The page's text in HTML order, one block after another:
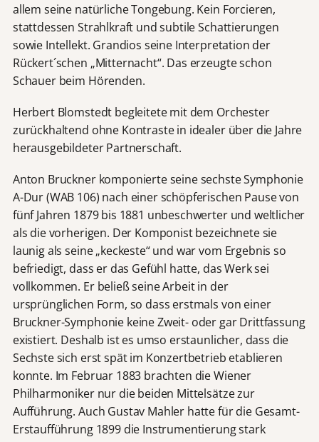
allem seine natürliche Tongebung. Kein Forcieren,
stattdessen Strahlkraft und subtile Schattierungen
sowie Intellekt. Grandios seine Interpretation der
Rückert´schen „Mitternacht“. Das erzeugte schon
Schauer beim Hörenden.
Herbert Blomstedt begleitete mit dem Orchester
zurückhaltend ohne Kontraste in idealer über die Jahre
herausgebildeter Partnerschaft.
Anton Bruckner komponierte seine sechste Symphonie
A-Dur (WAB 106) nach einer schöpferischen Pause von
fünf Jahren 1879 bis 1881 unbeschwerter und weltlicher
als die vorherigen. Der Komponist bezeichnete sie
launig als seine „keckeste“ und war vom Ergebnis so
befriedigt, dass er das Gefühl hatte, das Werk sei
vollkommen. Er beließ seine Arbeit in der
ursprünglichen Form, so dass erstmals von einer
Bruckner-Symphonie keine Zweit- oder gar Drittfassung
existiert. Deshalb ist es umso erstaunlicher, dass die
Sechste sich erst spät im Konzertbetrieb etablieren
konnte. Im Februar 1883 brachten die Wiener
Philharmoniker nur die beiden Mittelsätze zur
Aufführung. Auch Gustav Mahler hatte für die Gesamt-
Erstaufführung 1899 die Instrumentierung stark